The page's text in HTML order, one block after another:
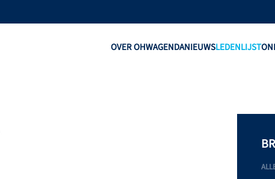
OVER OHWAGENDANIEUWSLEDENLIJST